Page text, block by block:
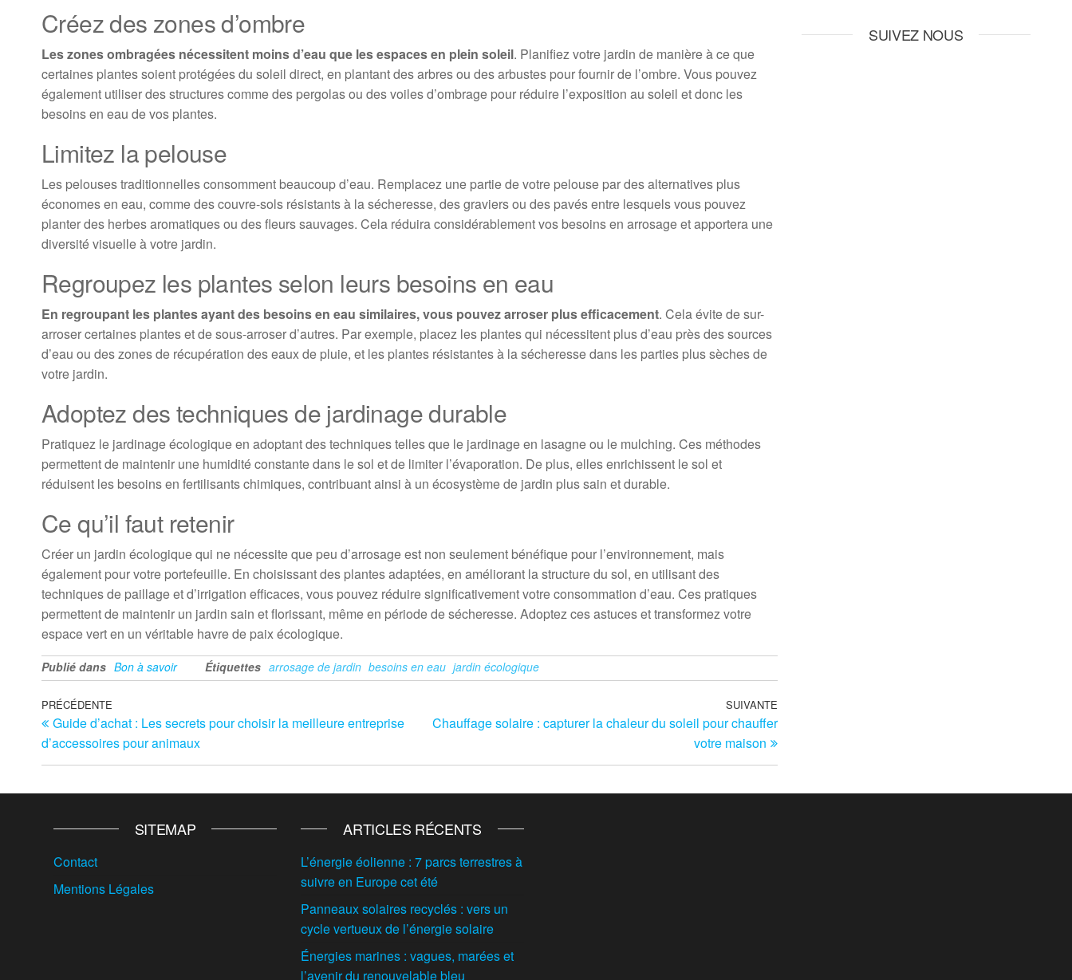
Créez des zones d’ombre
Les zones ombragées nécessitent moins d’eau que les espaces en plein soleil. Planifiez votre jardin de manière à ce que
certaines plantes soient protégées du soleil direct, en plantant des arbres ou des arbustes pour fournir de l’ombre. Vous pouvez
également utiliser des structures comme des pergolas ou des voiles d’ombrage pour réduire l’exposition au soleil et donc les
besoins en eau de vos plantes.
Limitez la pelouse
Les pelouses traditionnelles consomment beaucoup d’eau. Remplacez une partie de votre pelouse par des alternatives plus
économes en eau, comme des couvre-sols résistants à la sécheresse, des graviers ou des pavés entre lesquels vous pouvez
planter des herbes aromatiques ou des fleurs sauvages. Cela réduira considérablement vos besoins en arrosage et apportera une
diversité visuelle à votre jardin.
Regroupez les plantes selon leurs besoins en eau
En regroupant les plantes ayant des besoins en eau similaires, vous pouvez arroser plus efficacement. Cela évite de sur-
arroser certaines plantes et de sous-arroser d’autres. Par exemple, placez les plantes qui nécessitent plus d’eau près des sources
d’eau ou des zones de récupération des eaux de pluie, et les plantes résistantes à la sécheresse dans les parties plus sèches de
votre jardin.
Adoptez des techniques de jardinage durable
Pratiquez le jardinage écologique en adoptant des techniques telles que le jardinage en lasagne ou le mulching. Ces méthodes
permettent de maintenir une humidité constante dans le sol et de limiter l’évaporation. De plus, elles enrichissent le sol et
réduisent les besoins en fertilisants chimiques, contribuant ainsi à un écosystème de jardin plus sain et durable.
Ce qu’il faut retenir
Créer un jardin écologique qui ne nécessite que peu d’arrosage est non seulement bénéfique pour l’environnement, mais
également pour votre portefeuille. En choisissant des plantes adaptées, en améliorant la structure du sol, en utilisant des
techniques de paillage et d’irrigation efficaces, vous pouvez réduire significativement votre consommation d’eau. Ces pratiques
permettent de maintenir un jardin sain et florissant, même en période de sécheresse. Adoptez ces astuces et transformez votre
espace vert en un véritable havre de paix écologique.
Publié dans Bon à savoir Étiquettes arrosage de jardin besoins en eau jardin écologique
Navigation
de
l’article
Article
précédent
PRÉCÉDENTE
Guide d’achat : Les secrets pour choisir la meilleure entreprise
d’accessoires pour animaux
Article
suivant
SUIVANTE
Chauffage solaire : capturer la chaleur du soleil pour chauffer
votre maison
SUIVEZ NOUS
SITEMAP
Contact
Mentions Légales
ARTICLES RÉCENTS
L’énergie éolienne : 7 parcs terrestres à
suivre en Europe cet été
Panneaux solaires recyclés : vers un
cycle vertueux de l’énergie solaire
Énergies marines : vagues, marées et
l’avenir du renouvelable bleu